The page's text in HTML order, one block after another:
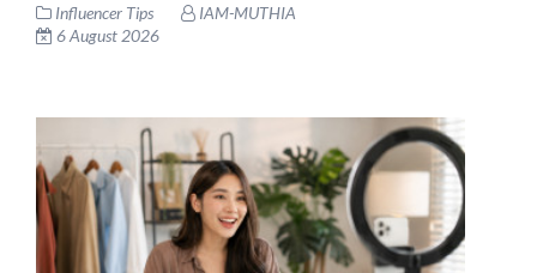
Influencer Tips
IAM-MUTHIA
6 August 2026